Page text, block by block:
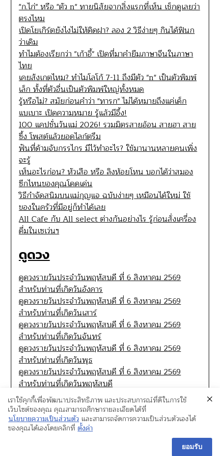
"ก.ไก่" หรือ "ตัว n" ทายนิสัยจากสิ่งแรกที่เห็น เช็กดูเลยว่า
ตรงไหม
เปิดโยเกิร์ตยังไงไม่ให้ติดฝา? ลอง 2 วิธีง่ายๆ กินได้ฟินก
ว่าเดิม
ทำไมต้องเรียกว่า "เก้าอี้" เปิดที่มาคำยืมภาษาจีนในภาษา
ไทย
เคยสังเกตไหม? ทำไมโลโก้ 7-11 ถึงมีตัว "n" เป็นตัวพิมพ์
เล็ก ทั้งที่ตัวอื่นเป็นตัวพิมพ์ใหญ่ทั้งหมด
รู้หรือไม่? สมัยก่อนคำว่า "ทารก" ไม่ได้หมายถึงแค่เด็ก
แบเบาะ เปิดความหมาย รู้แล้วมีอึ้ง!
100 แคปชั่นวันแม่ 2026! รวมมิตรสายอ้อน สายฮา สาย
ซึ้ง โพสต์แล้วยอดไลก์ตรึม
ฟันที่ด้ามจับกรรไกร มีไว้ทำอะไร? ใช้มานานหลายคนเพิ่ง
จะรู้
เห็นอะไรก่อน? หัวเสือ หรือ ลิงห้อยโหน บอกได้ว่าสมอง
ซีกไหนของคุณโดดเด่น
วิธีกำจัดสนิมบนแม่กุญแจ ฉบับง่ายๆ เหมือนได้ใหม่ ใช้
ของในครัวที่มีอยู่ก็ทำได้เลย
All Cafe กับ All select ต่างกันอย่างไร รู้ก่อนสั่งเครื่อง
ดื่มในเซเว่นฯ
ดูดวง
ดูดวงรายวันประจำวันพฤหัสบดี ที่ 6 สิงหาคม 2569
สำหรับท่านที่เกิดวันอังคาร
ดูดวงรายวันประจำวันพฤหัสบดี ที่ 6 สิงหาคม 2569
สำหรับท่านที่เกิดวันเสาร์
ดูดวงรายวันประจำวันพฤหัสบดี ที่ 6 สิงหาคม 2569
สำหรับท่านที่เกิดวันจันทร์
ดูดวงรายวันประจำวันพฤหัสบดี ที่ 6 สิงหาคม 2569
สำหรับท่านที่เกิดวันพุธ
ดูดวงรายวันประจำวันพฤหัสบดี ที่ 6 สิงหาคม 2569
สำหรับท่านที่เกิดวันพฤหัสบดี
SuperbThemes
เราใช้คุกกี้เพื่อพัฒนาประสิทธิภาพ และประสบการณ์ที่ดีในการใช้
เว็บไซต์ของคุณ คุณสามารถศึกษารายละเอียดได้ที่
นโยบายความเป็นส่วนตัว และสามารถจัดการความเป็นส่วนตัวเองได้
ของคุณได้เองโดยคลิกที่ ตั้งค่า
ยอมรับ